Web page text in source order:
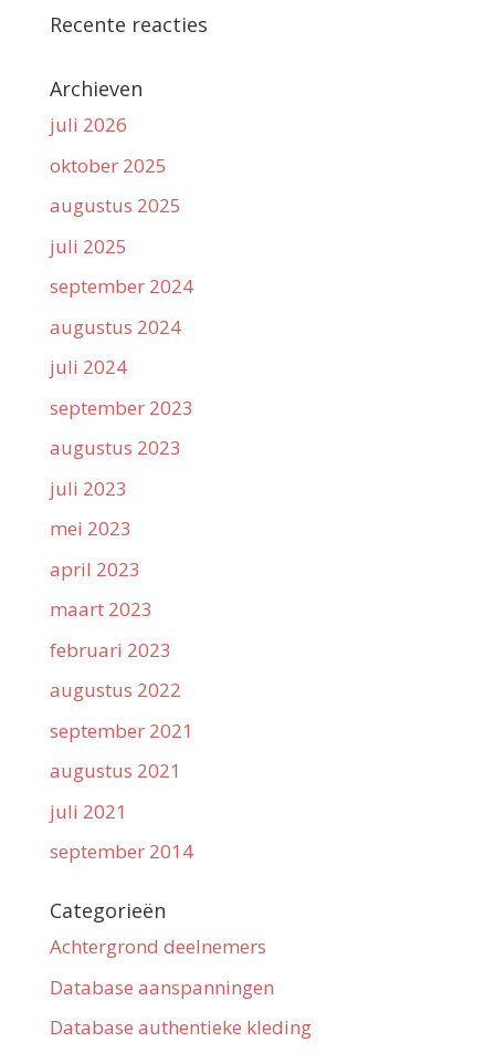
Recente reacties
Archieven
juli 2026
oktober 2025
augustus 2025
juli 2025
september 2024
augustus 2024
juli 2024
september 2023
augustus 2023
juli 2023
mei 2023
april 2023
maart 2023
februari 2023
augustus 2022
september 2021
augustus 2021
juli 2021
september 2014
Categorieën
Achtergrond deelnemers
Database aanspanningen
Database authentieke kleding